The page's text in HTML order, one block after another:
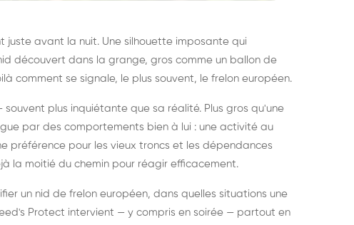
Dératisation : éliminer
durablement rats et
souris, partout en France
juste avant la nuit. Une silhouette imposante qui
découvert dans la grange, gros comme un ballon de
comment se signale, le plus souvent, le frelon européen.
plus inquiétante que sa réalité. Plus gros qu'une
par des comportements bien à lui : une activité au
préférence pour les vieux troncs et les dépendances
la moitié du chemin pour réagir efficacement.
un nid de frelon européen, dans quelles situations une
Protect intervient — y compris en soirée — partout en